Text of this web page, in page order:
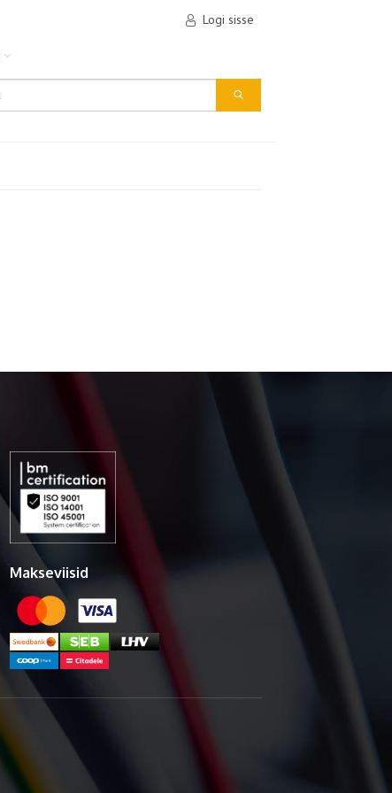
Logi sisse
Makseviisid